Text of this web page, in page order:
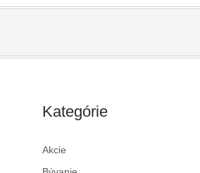
Kategórie
Akcie